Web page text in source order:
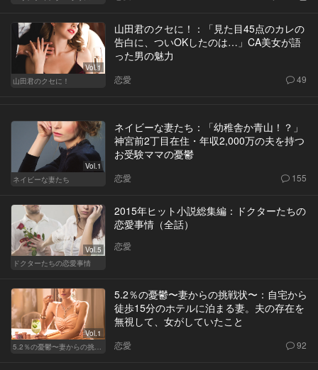
Vol.1
山田君のクセに！
山田君のクセに！：「見た目45点のカレの
告白に、ついOKしたのは…」CA美女が語
った男の魅力
恋愛 49
Vol.1
ネイビーな妻たち
ネイビーな妻たち：「幼稚舎か青山！？」
神宮前2丁目在住・年収2,000万の夫を持つ
お受験ママの憂鬱
恋愛 155
Vol.5
ドクターたちの恋愛事情
2015年ヒット小説総集編：ドクターたちの
恋愛事情（全話）
恋愛
Vol.1
5.2％の憂鬱〜妻からの挑戦状〜
5.2％の憂鬱〜妻からの挑戦状〜：自宅から
徒歩15分のホテルに泊まる妻。夫の存在を
無視して、女がしていたこと
恋愛 92